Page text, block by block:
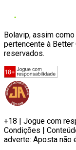
Bolavip, assim
pertencente à
reservados.
+18 | Jogue com
Condições |
adverte: Aposta não